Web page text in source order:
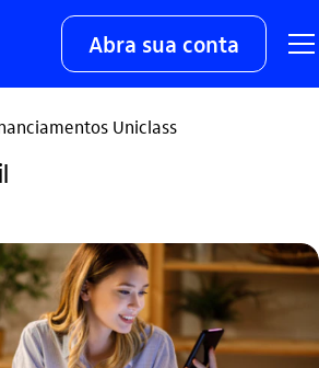
Abra sua conta
Uniclass